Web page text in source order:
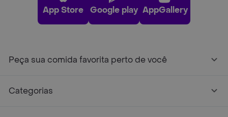
App Store Google play AppGallery
Peça sua comida favorita perto de você
Categorias